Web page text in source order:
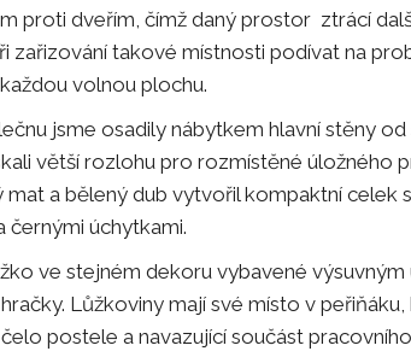
proti dveřím, čímž daný prostor ztrácí
zařizování takové místnosti podívat na
volnou plochu.
jsme osadily nábytkem hlavní stěny
větší rozlohu pro rozmístěné úložného
a bělený dub vytvořil kompaktní celek
černými úchytkami.
ve stejném dekoru vybavené výsuvným
Lůžkoviny mají své místo v
postele a navazující součást